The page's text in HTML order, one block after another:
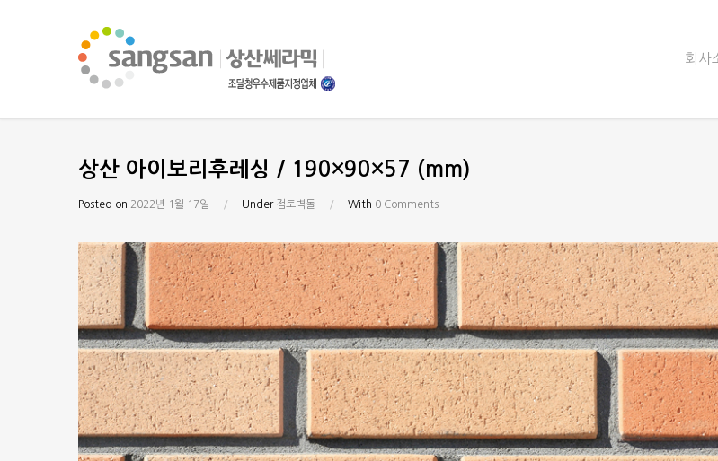
회사
상산 아이보리후레싱 / 190×90×57 (mm)
Posted on 2022년 1월 17일 / Under 점토벽돌 / With 0 Comments